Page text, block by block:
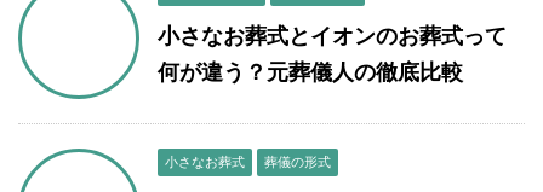
小さなお葬式とイオンのお葬式って
何が違う？元葬儀人の徹底比較
小さなお葬式 葬儀の形式